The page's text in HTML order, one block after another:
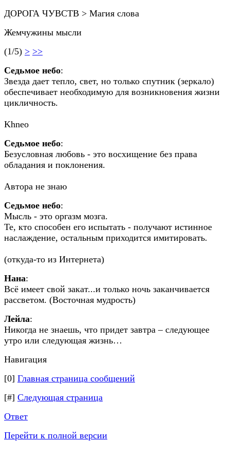
ДОРОГА ЧУВСТВ > Магия слова
Жемчужины мысли
(1/5) > >>
Седьмое небо:
Звезда дает тепло, свет, но только спутник (зеркало)
обеспечивает необходимую для возникновения жизни
цикличность.
Khneo
Седьмое небо:
Безусловная любовь - это восхищение без права
обладания и поклонения.
Автора не знаю
Седьмое небо:
Мысль - это оргазм мозга.
Те, кто способен его испытать - получают истинное
наслаждение, остальным приходится имитировать.
(откуда-то из Интернета)
Нана:
Всё имеет свой закат...и только ночь заканчивается
рассветом. (Восточная мудрость)
Лейла:
Никогда не знаешь, что придет завтра – следующее
утро или следующая жизнь…
Навигация
[0] Главная страница сообщений
[#] Следующая страница
Ответ
Перейти к полной версии